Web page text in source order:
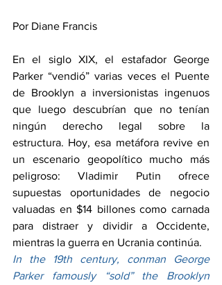
Por Diane Francis
En el siglo XIX, el estafador George
Parker “vendió” varias veces el Puente
de Brooklyn a inversionistas ingenuos
que luego descubrían que no tenían
ningún derecho legal sobre la
estructura. Hoy, esa metáfora revive en
un escenario geopolítico mucho más
peligroso: Vladimir Putin ofrece
supuestas oportunidades de negocio
valuadas en $14 billones como carnada
para distraer y dividir a Occidente,
mientras la guerra en Ucrania continúa.
In the 19th century, conman George
Parker famously “sold” the Brooklyn